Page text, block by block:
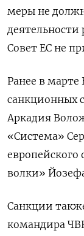
меры не
деятельности
Совет ЕС не
Ранее в марте
санкционных
Аркадия
«Система»
волки»
Санкции
командира